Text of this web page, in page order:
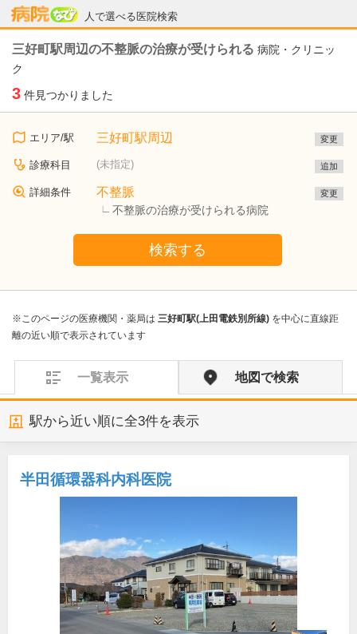
人で選べる医院検索
病院なび
三好町駅周辺の不整脈の治療が受けられる 病院・クリニッ
ク
3 件見つかりました
エリア/駅 三好町駅周辺 変更
診療科目 (未指定) 追加
詳細条件 不整脈
不整脈の治療が受けられる病院
変更
検索する
※このページの医療機関・薬局は 三好町駅(上田電鉄別所線) を中心に直線距
離の近い順で表示されています
一覧表示 地図で検索
駅から近い順に全3件を表示
半田循環器科内科医院